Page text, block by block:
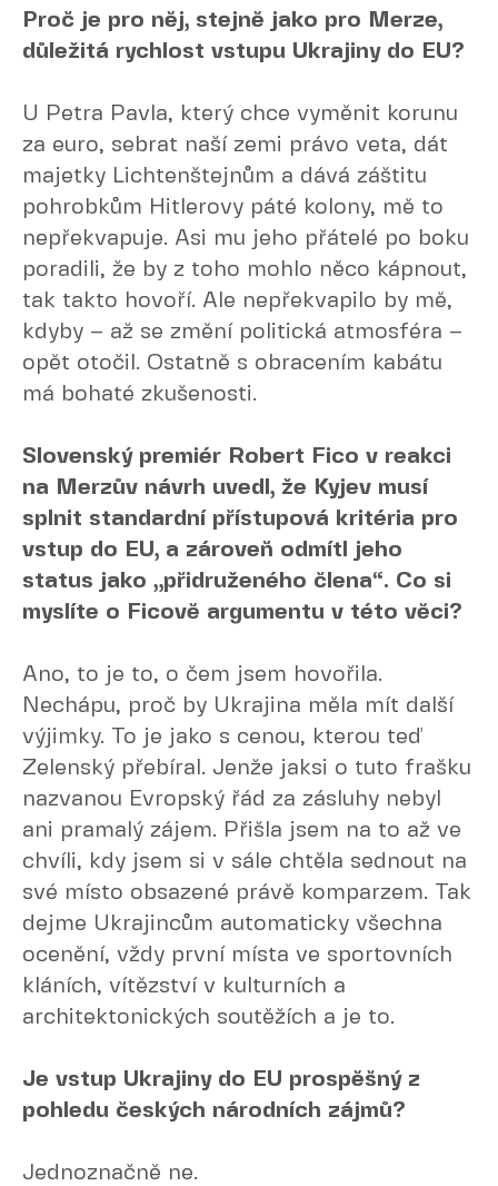
Proč je pro něj, stejně jako pro Merze,
důležitá rychlost vstupu Ukrajiny do EU?
U Petra Pavla, který chce vyměnit korunu
za euro, sebrat naší zemi právo veta, dát
majetky Lichtenštejnům a dává záštitu
pohrobkům Hitlerovy páté kolony, mě to
nepřekvapuje. Asi mu jeho přátelé po boku
poradili, že by z toho mohlo něco kápnout,
tak takto hovoří. Ale nepřekvapilo by mě,
kdyby – až se změní politická atmosféra –
opět otočil. Ostatně s obracením kabátu
má bohaté zkušenosti.
Slovenský premiér Robert Fico v reakci
na Merzův návrh uvedl, že Kyjev musí
splnit standardní přístupová kritéria pro
vstup do EU, a zároveň odmítl jeho
status jako „přidruženého člena“. Co si
myslíte o Ficově argumentu v této věci?
Ano, to je to, o čem jsem hovořila.
Nechápu, proč by Ukrajina měla mít další
výjimky. To je jako s cenou, kterou teď
Zelenský přebíral. Jenže jaksi o tuto frašku
nazvanou Evropský řád za zásluhy nebyl
ani pramalý zájem. Přišla jsem na to až ve
chvíli, kdy jsem si v sále chtěla sednout na
své místo obsazené právě komparzem. Tak
dejme Ukrajincům automaticky všechna
ocenění, vždy první místa ve sportovních
kláních, vítězství v kulturních a
architektonických soutěžích a je to.
Je vstup Ukrajiny do EU prospěšný z
pohledu českých národních zájmů?
Jednoznačně ne.